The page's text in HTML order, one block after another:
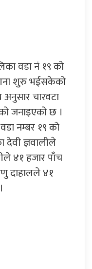
वडा नं १९ को
शुरु भईसकेको
चारवटा
जनाइएको छ ।
नम्बर १९ को
ज्ञवालीले
४१ हजार पाँच
दाहालले ४१